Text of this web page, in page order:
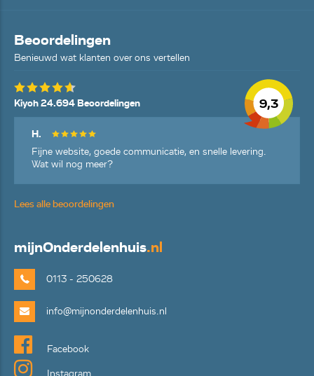
Beoordelingen
Benieuwd wat klanten over ons vertellen
9,3
Kiyoh 24.694 Beoordelingen
H.
Fijne website, goede communicatie, en snelle levering.
Wat wil nog meer?
Lees alle beoordelingen
mijnOnderdelenhuis.nl
0113 - 250628
info@mijnonderdelenhuis.nl
Facebook